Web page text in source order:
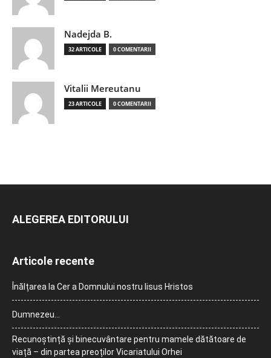
Nadejda B.
32 ARTICOLE 0 COMENTARII
Vitalii Mereutanu
23 ARTICOLE 0 COMENTARII
ALEGEREA EDITORULUI
Articole recente
Înălțarea la Cer a Domnului nostru Iisus Hristos
Dumnezeu…
Recunoștință și binecuvântare pentru mamele dătătoare de
viață – din partea preoților Vicariatului Orhei